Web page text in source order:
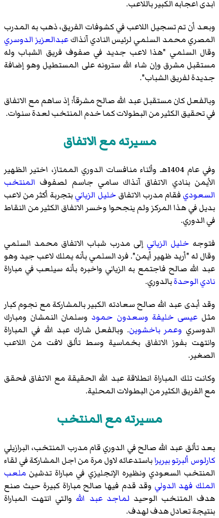
ابدى اعجابه الكبير باللاعب.
وبعد أن تم تسجيل اللاعب في كشوفات الفريق، ذهب به المدرب
المصري محمد السلمي لرئيس النادي آنذاكعبدالعزيز الدوسري
وقال السلمي "هذا لاعب جديد في صفوف فريق الشباب وله
مستقبل مشرق وإن شاء الله سترونه على المستطيل وهو إضافة
جديدة لفريق الشباب".
وبالفعل كان مستقبل عبد الله صالح مشرقاً؛ إذ ساهم مع الاتفاق
في تحقيق الكثير من البطولات كما خدم المنتخب لعدة سنوات.
مسيرته مع الاتفاق
وفي عام 1404هـ وأثناء منافسات الدوري الممتاز، اختير الظهير
الأيمن بنادي الاتفاق آنذاك سامي جاسم لصفوف المنتخب
السعودي فقام مدرب الاتفاق خليل الزيانيبتجربة أكثر من لاعب
بديل في هذا المركز ولم ينجحوا وخسر الاتفاق الكثير من النقاط
في الدوري.
فتوجه خليل الزياني إلى مدرب شباب الاتفاق محمد السلمي
وقال له "أريد ظهير أيمن". فرد السلمي بأنه يملك لاعب جيد وهو
عبد الله صالح فاجتمع به الزياني واخبره بأنه سيلعب في مباراة
نادي الوحدةبالدوري.
وقد أبدى عبد الله صالح سعادته الكبير بالمشاركة مع نجوم كبار
مثل عيسى خليفة وسعدون حمود وسلمان النمشان ومبارك
الدوسري وعمر باخشوين. وبالفعل شارك عبد الله في المباراة
وانتهت بفوز الاتفاق بخماسية وسط تألق لافت من اللاعب
الصغير.
وكانت تلك المباراة انطلاقة عبد الله الحقيقة مع الاتفاق فحقق
مع الفريق الكثير من البطولات المحلية.
مسيرته مع المنتخب
بعد تألق عبد الله صالح في الدوري قام مدرب المنتخب، البرازيلي
كارلوس ألبرتو بيريراباستدعائه لاول مرة من اجل المشاركة في لقاء
المنتخب السعودي ونظيره الإنجليزي في مباراة تدشين ملعب
الملك فهد الدولي وقد قدم فيها صالح مباراة كبيرة حيث صنع
هدف المتنخب الوحيد لماجد عبد الله والتي انتهت المباراة
بنتيجة تعادل هدف لهدف.